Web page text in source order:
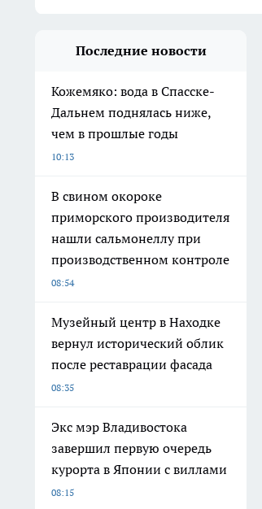
Последние новости
Кожемяко: вода в Спасске-
Дальнем поднялась ниже,
чем в прошлые годы
10:13
В свином окороке
приморского производителя
нашли сальмонеллу при
производственном контроле
08:54
Музейный центр в Находке
вернул исторический облик
после реставрации фасада
08:35
Экс мэр Владивостока
завершил первую очередь
курорта в Японии с виллами
08:15